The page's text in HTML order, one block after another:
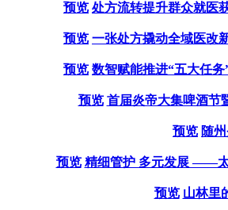
预览 处方流转提升群众就医
预览 一张处方撬动全域医改
预览 数智赋能推进“五大任
预览 首届炎帝大集啤酒节
预览 随
预览 精细管护 多元发展 ——
预览 山林里